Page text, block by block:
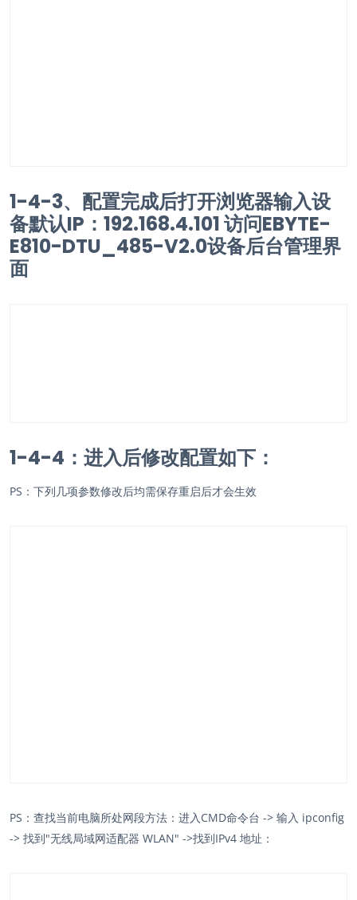
1-4-3、配置完成后打开浏览器输入设
备默认IP：192.168.4.101 访问EBYTE-
E810-DTU_485-V2.0设备后台管理界
面
1-4-4：进入后修改配置如下：
PS：下列几项参数修改后均需保存重启后才会生效
PS：查找当前电脑所处网段方法：进入CMD命令台 -> 输入 ipconfig
-> 找到"无线局域网适配器 WLAN" ->找到IPv4 地址：